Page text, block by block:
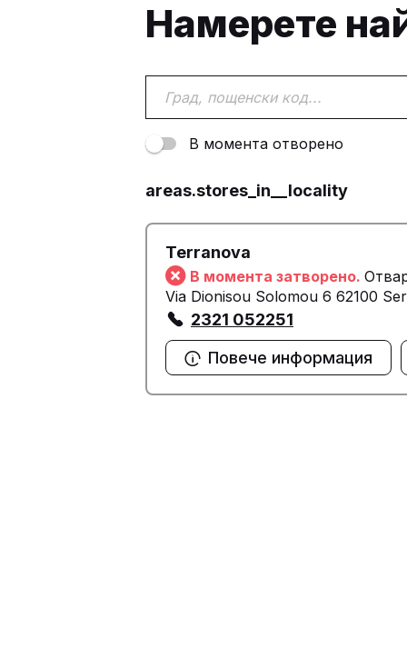
Намерете
В момента отворено
areas.stores_in__locality
Terranova
В момента затворено.
Via Dionisou Solomou 6 62100
2321 052251
Повече информация